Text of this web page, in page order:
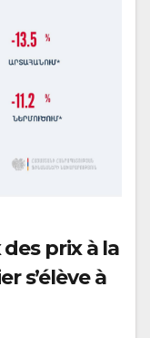
des prix à la
s’élève à